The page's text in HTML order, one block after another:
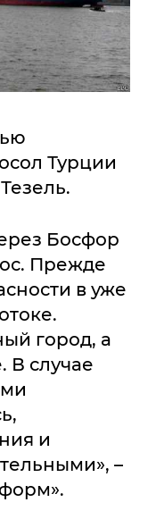
Турции
Босфор
Прежде
в уже
город, а
В случае
и
–